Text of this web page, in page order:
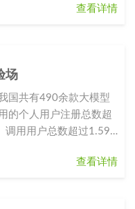
查看详情
场
国共有490余款大模型
的个人用户注册总数超
调用用户总数超过1.59
查看详情